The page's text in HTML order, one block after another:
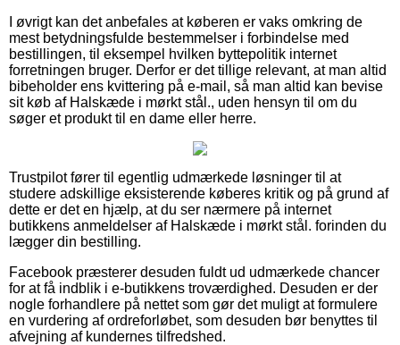
I øvrigt kan det anbefales at køberen er vaks omkring de
mest betydningsfulde bestemmelser i forbindelse med
bestillingen, til eksempel hvilken byttepolitik internet
forretningen bruger. Derfor er det tillige relevant, at man altid
bibeholder ens kvittering på e-mail, så man altid kan bevise
sit køb af Halskæde i mørkt stål., uden hensyn til om du
søger et produkt til en dame eller herre.
Trustpilot fører til egentlig udmærkede løsninger til at
studere adskillige eksisterende køberes kritik og på grund af
dette er det en hjælp, at du ser nærmere på internet
butikkens anmeldelser af Halskæde i mørkt stål. forinden du
lægger din bestilling.
Facebook præsterer desuden fuldt ud udmærkede chancer
for at få indblik i e-butikkens troværdighed. Desuden er der
nogle forhandlere på nettet som gør det muligt at formulere
en vurdering af ordreforløbet, som desuden bør benyttes til
afvejning af kundernes tilfredshed.